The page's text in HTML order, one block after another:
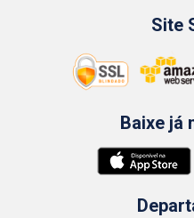
Site
Baixe já